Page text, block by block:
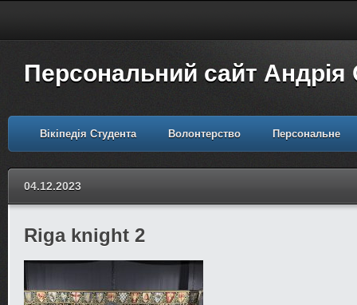
Персональний сайт Андрія
Вікіпедія Студента Волонтерство Персональне
04.12.2023
Riga knight 2